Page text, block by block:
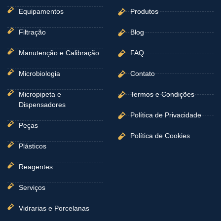
Equipamentos
Filtração
Manutenção e Calibração
Microbiologia
Micropipeta e
Dispensadores
Peças
Plásticos
Reagentes
Serviços
Vidrarias e Porcelanas
Produtos
Blog
FAQ
Contato
Termos e Condições
Política de Privacidade
Política de Cookies